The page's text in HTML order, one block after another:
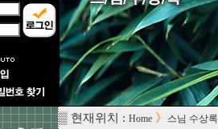
▒ 현재위치 : Home 》 스님 수상록